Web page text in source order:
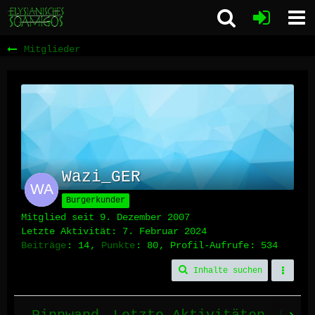
Mitglieder
Wazi_GER
Burgerkunder
Mitglied seit 9. Dezember 2007
Letzte Aktivität: 7. Februar 2024
Beiträge
14 Punkte 80 Profil-Aufrufe 534
Inhalte suchen